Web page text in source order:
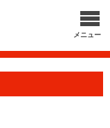
メニュー